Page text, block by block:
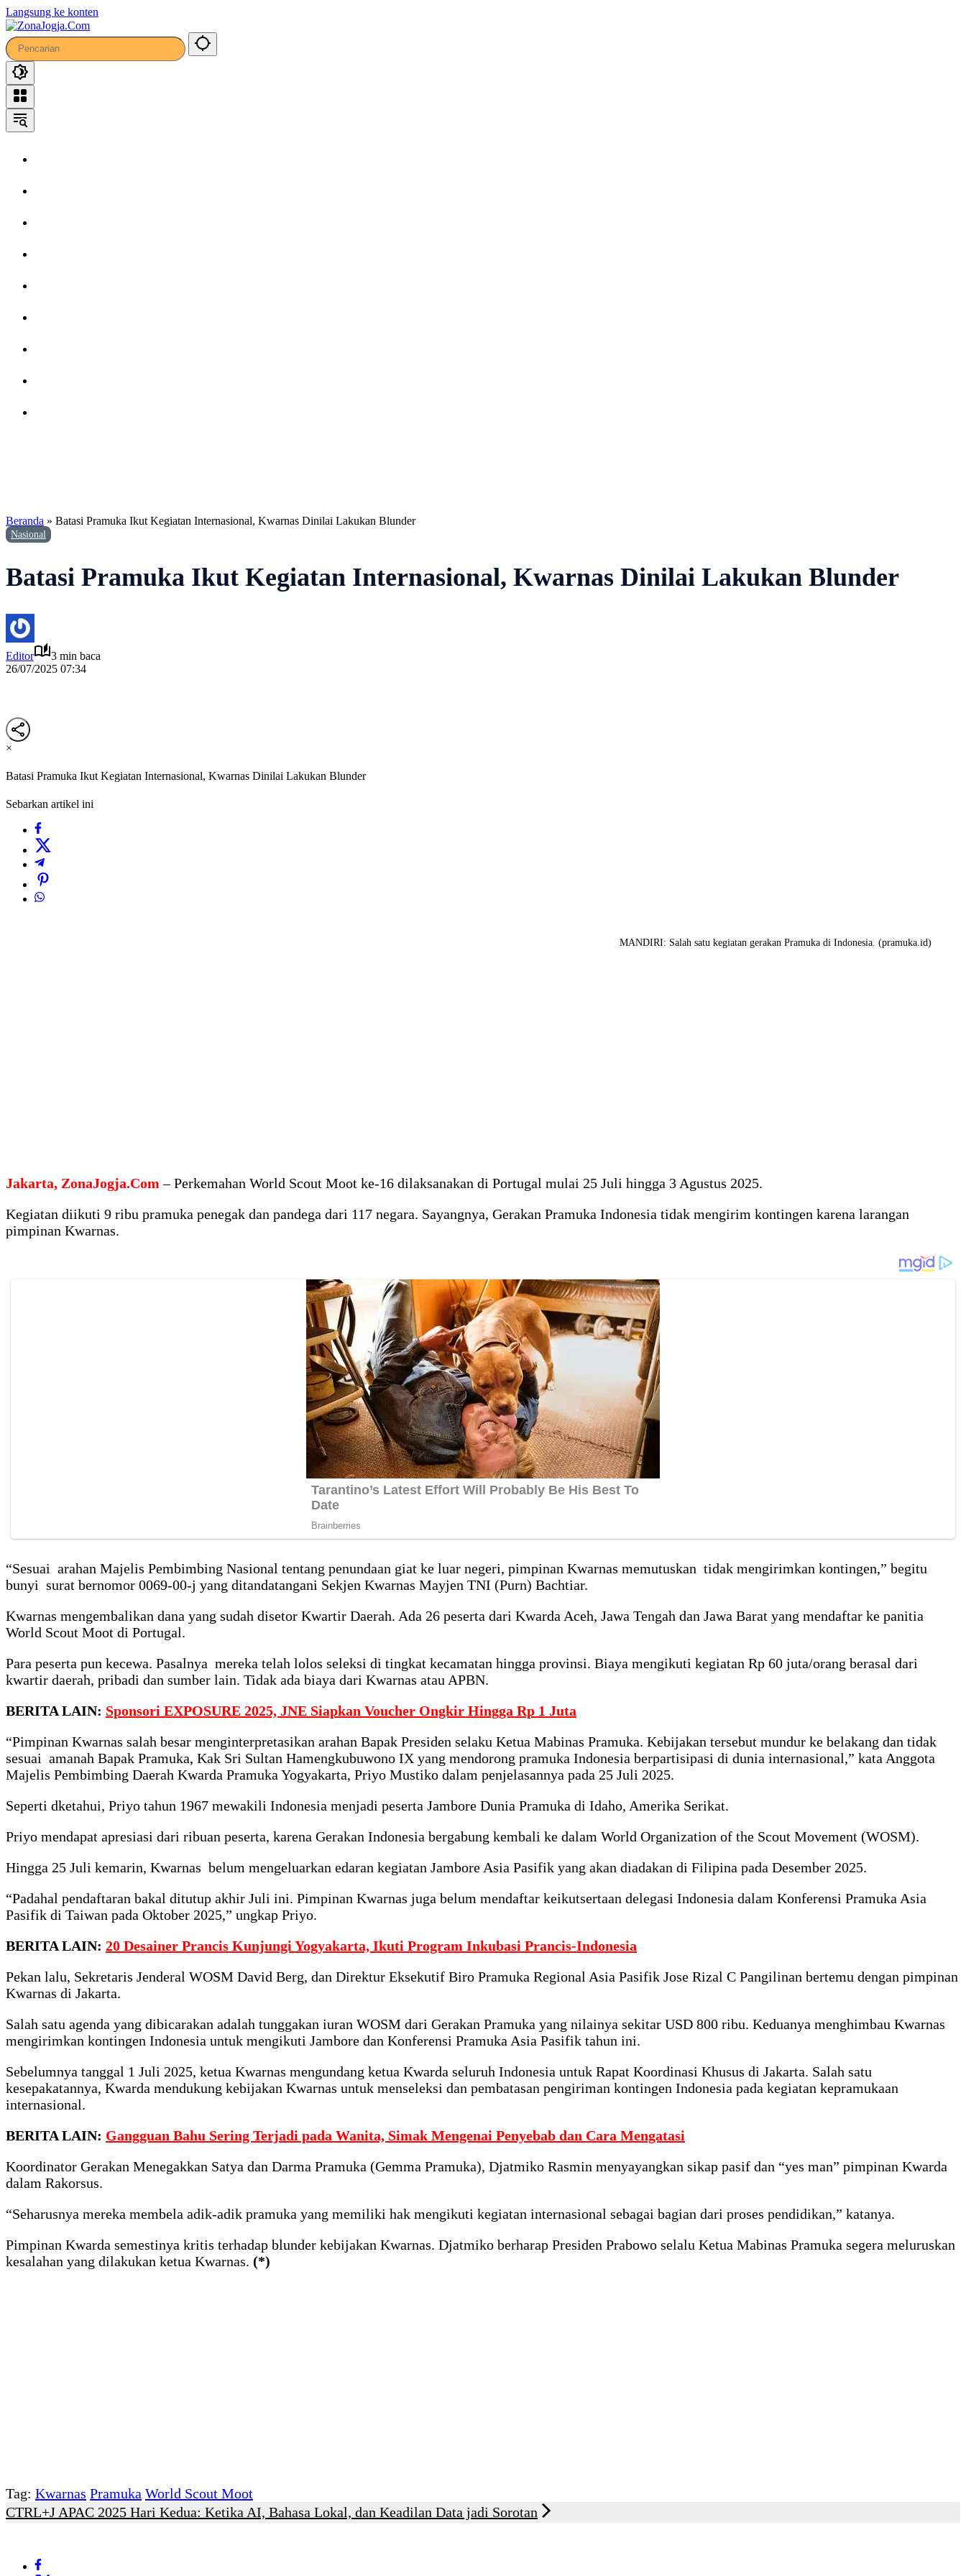
Langsung ke konten
Beranda » Batasi Pramuka Ikut Kegiatan Internasional, Kwarnas Dinilai Lakukan Blunder
Nasional
Batasi Pramuka Ikut Kegiatan Internasional, Kwarnas Dinilai Lakukan Blunder
Editor
3 min baca
26/07/2025 07:34
×
Batasi Pramuka Ikut Kegiatan Internasional, Kwarnas Dinilai Lakukan Blunder
Sebarkan artikel ini
MANDIRI: Salah satu kegiatan gerakan Pramuka di Indonesia. (pramuka.id)
Jakarta, ZonaJogja.Com – Perkemahan World Scout Moot ke-16 dilaksanakan di Portugal mulai 25 Juli hingga 3 Agustus 2025.
Kegiatan diikuti 9 ribu pramuka penegak dan pandega dari 117 negara. Sayangnya, Gerakan Pramuka Indonesia tidak mengirim kontingen karena larangan
pimpinan Kwarnas.
“Sesuai arahan Majelis Pembimbing Nasional tentang penundaan giat ke luar negeri, pimpinan Kwarnas memutuskan tidak mengirimkan kontingen,” begitu
bunyi surat bernomor 0069-00-j yang ditandatangani Sekjen Kwarnas Mayjen TNI (Purn) Bachtiar.
Kwarnas mengembalikan dana yang sudah disetor Kwartir Daerah. Ada 26 peserta dari Kwarda Aceh, Jawa Tengah dan Jawa Barat yang mendaftar ke panitia
World Scout Moot di Portugal.
Para peserta pun kecewa. Pasalnya mereka telah lolos seleksi di tingkat kecamatan hingga provinsi. Biaya mengikuti kegiatan Rp 60 juta/orang berasal dari
kwartir daerah, pribadi dan sumber lain. Tidak ada biaya dari Kwarnas atau APBN.
BERITA LAIN: Sponsori EXPOSURE 2025, JNE Siapkan Voucher Ongkir Hingga Rp 1 Juta
“Pimpinan Kwarnas salah besar menginterpretasikan arahan Bapak Presiden selaku Ketua Mabinas Pramuka. Kebijakan tersebut mundur ke belakang dan tidak
sesuai amanah Bapak Pramuka, Kak Sri Sultan Hamengkubuwono IX yang mendorong pramuka Indonesia berpartisipasi di dunia internasional,” kata Anggota
Majelis Pembimbing Daerah Kwarda Pramuka Yogyakarta, Priyo Mustiko dalam penjelasannya pada 25 Juli 2025.
Seperti dketahui, Priyo tahun 1967 mewakili Indonesia menjadi peserta Jambore Dunia Pramuka di Idaho, Amerika Serikat.
Priyo mendapat apresiasi dari ribuan peserta, karena Gerakan Indonesia bergabung kembali ke dalam World Organization of the Scout Movement (WOSM).
Hingga 25 Juli kemarin, Kwarnas belum mengeluarkan edaran kegiatan Jambore Asia Pasifik yang akan diadakan di Filipina pada Desember 2025.
“Padahal pendaftaran bakal ditutup akhir Juli ini. Pimpinan Kwarnas juga belum mendaftar keikutsertaan delegasi Indonesia dalam Konferensi Pramuka Asia
Pasifik di Taiwan pada Oktober 2025,” ungkap Priyo.
BERITA LAIN: 20 Desainer Prancis Kunjungi Yogyakarta, Ikuti Program Inkubasi Prancis-Indonesia
Pekan lalu, Sekretaris Jenderal WOSM David Berg, dan Direktur Eksekutif Biro Pramuka Regional Asia Pasifik Jose Rizal C Pangilinan bertemu dengan pimpinan
Kwarnas di Jakarta.
Salah satu agenda yang dibicarakan adalah tunggakan iuran WOSM dari Gerakan Pramuka yang nilainya sekitar USD 800 ribu. Keduanya menghimbau Kwarnas
mengirimkan kontingen Indonesia untuk mengikuti Jambore dan Konferensi Pramuka Asia Pasifik tahun ini.
Sebelumnya tanggal 1 Juli 2025, ketua Kwarnas mengundang ketua Kwarda seluruh Indonesia untuk Rapat Koordinasi Khusus di Jakarta. Salah satu
kesepakatannya, Kwarda mendukung kebijakan Kwarnas untuk menseleksi dan pembatasan pengiriman kontingen Indonesia pada kegiatan kepramukaan
internasional.
BERITA LAIN: Gangguan Bahu Sering Terjadi pada Wanita, Simak Mengenai Penyebab dan Cara Mengatasi
Koordinator Gerakan Menegakkan Satya dan Darma Pramuka (Gemma Pramuka), Djatmiko Rasmin menyayangkan sikap pasif dan “yes man” pimpinan Kwarda
dalam Rakorsus.
“Seharusnya mereka membela adik-adik pramuka yang memiliki hak mengikuti kegiatan internasional sebagai bagian dari proses pendidikan,” katanya.
Pimpinan Kwarda semestinya kritis terhadap blunder kebijakan Kwarnas. Djatmiko berharap Presiden Prabowo selalu Ketua Mabinas Pramuka segera meluruskan
kesalahan yang dilakukan ketua Kwarnas. (*)
Tag: Kwarnas Pramuka World Scout Moot
CTRL+J APAC 2025 Hari Kedua: Ketika AI, Bahasa Lokal, dan Keadilan Data jadi Sorotan